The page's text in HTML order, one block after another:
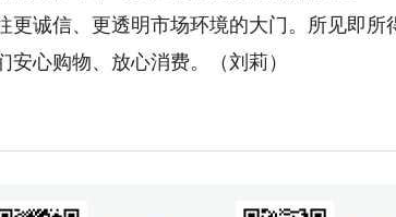
诚信、更透明市场环境的大门。所见即所
心购物、放心消费。（刘莉）